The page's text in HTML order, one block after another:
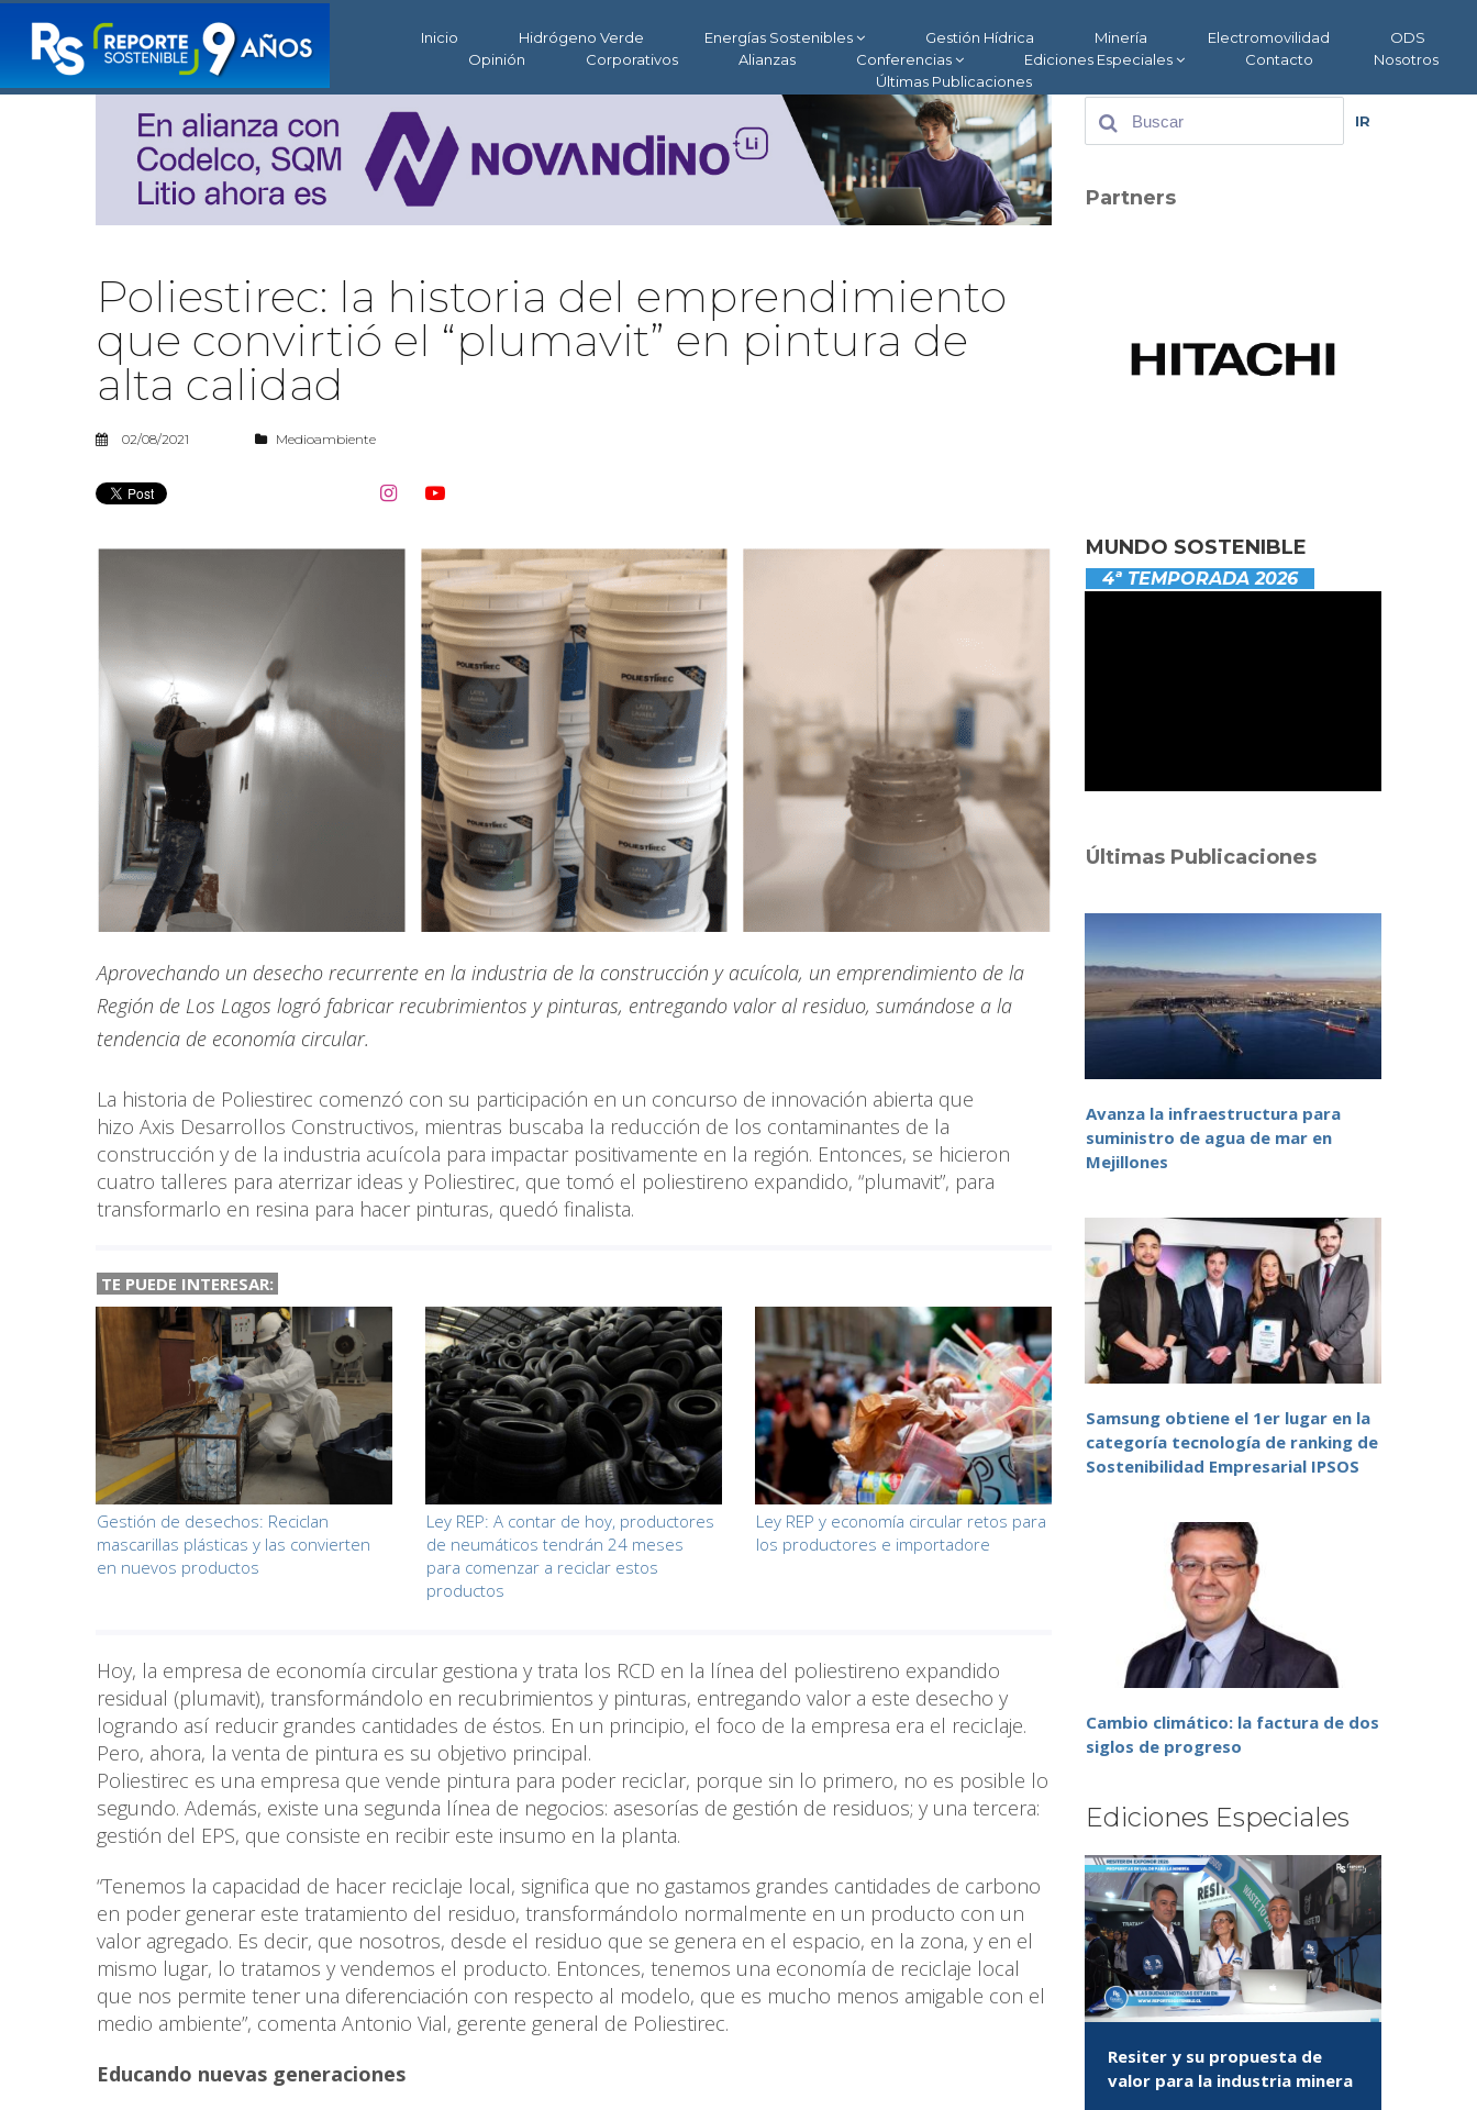
Inicio Hidrógeno Verde Energías Sostenibles Gestión Hídrica Minería Electromovilidad
ODS
Opinión
Corporativos Alianzas Conferencias Ediciones Especiales Contacto
Nosotros
Últimas Publicaciones
Poliestirec: la historia del emprendimiento
que convirtió el “plumavit” en pintura de
alta calidad
02/08/2021 Medioambiente
 
Aprovechando un desecho recurrente en la industria de la construcción y acuícola, un emprendimiento de la
Región de Los Lagos logró fabricar recubrimientos y pinturas, entregando valor al residuo, sumándose a la
tendencia de economía circular.
La historia de Poliestirec comenzó con su participación en un concurso de innovación abierta que
hizo Axis Desarrollos Constructivos, mientras buscaba la reducción de los contaminantes de la
construcción y de la industria acuícola para impactar positivamente en la región. Entonces, se hicieron
cuatro talleres para aterrizar ideas y Poliestirec, que tomó el poliestireno expandido, “plumavit”, para
transformarlo en resina para hacer pinturas, quedó finalista.
TE PUEDE INTERESAR:
Gestión de desechos: Reciclan
mascarillas plásticas y las convierten
en nuevos productos
Ley REP: A contar de hoy, productores
de neumáticos tendrán 24 meses
para comenzar a reciclar estos
productos
Ley REP y economía circular retos para
los productores e importadore
Hoy, la empresa de economía circular gestiona y trata los RCD en la línea del poliestireno expandido
residual (plumavit), transformándolo en recubrimientos y pinturas, entregando valor a este desecho y
logrando así reducir grandes cantidades de éstos. En un principio, el foco de la empresa era el reciclaje.
Pero, ahora, la venta de pintura es su objetivo principal.
Poliestirec es una empresa que vende pintura para poder reciclar, porque sin lo primero, no es posible lo
segundo. Además, existe una segunda línea de negocios: asesorías de gestión de residuos; y una tercera:
gestión del EPS, que consiste en recibir este insumo en la planta.
“Tenemos la capacidad de hacer reciclaje local, significa que no gastamos grandes cantidades de carbono
en poder generar este tratamiento del residuo, transformándolo normalmente en un producto con un
valor agregado. Es decir, que nosotros, desde el residuo que se genera en el espacio, en la zona, y en el
mismo lugar, lo tratamos y vendemos el producto. Entonces, tenemos una economía de reciclaje local
que nos permite tener una diferenciación con respecto al modelo, que es mucho menos amigable con el
medio ambiente”, comenta Antonio Vial, gerente general de Poliestirec.
Educando nuevas generaciones
IR
Partners
MUNDO SOSTENIBLE
4ª TEMPORADA 2026
Últimas Publicaciones
Avanza la infraestructura para
suministro de agua de mar en
Mejillones
Samsung obtiene el 1er lugar en la
categoría tecnología de ranking de
Sostenibilidad Empresarial IPSOS
Cambio climático: la factura de dos
siglos de progreso
Ediciones Especiales
Resiter y su propuesta de
valor para la industria minera